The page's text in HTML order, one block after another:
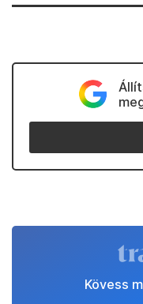
Kövess